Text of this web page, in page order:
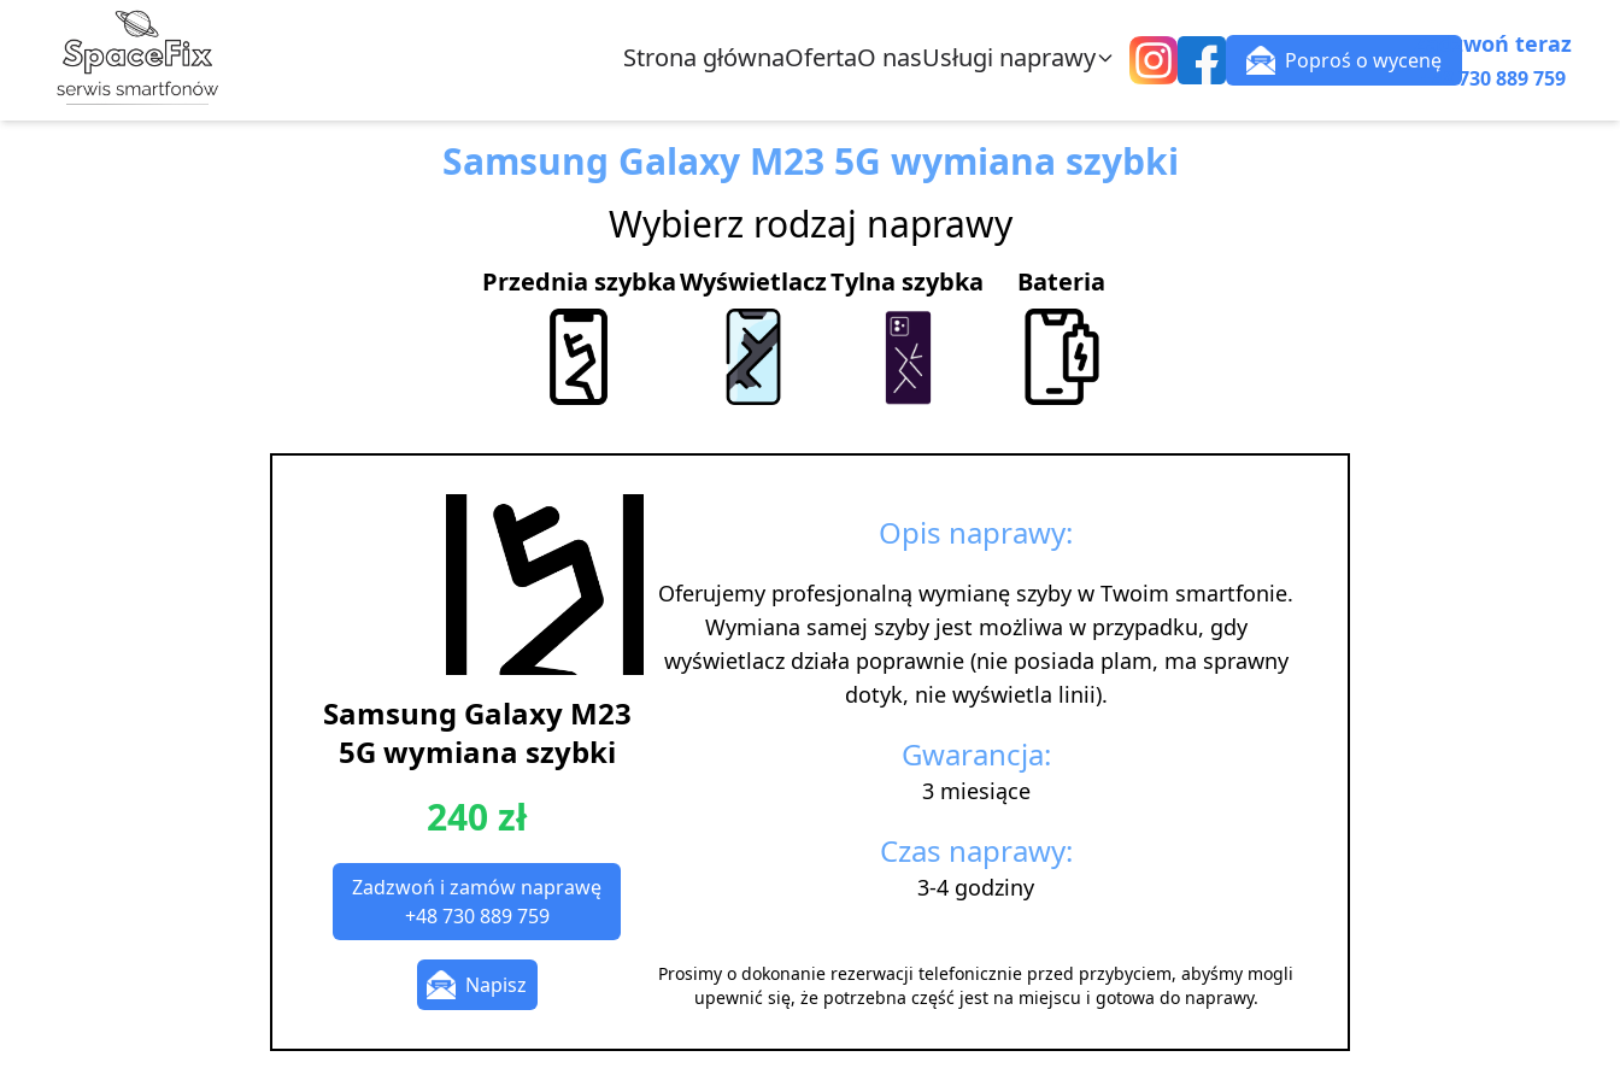
Strona głównaOfertaO nasUsługi naprawy Poproś o wycenę
Zadzwoń teraz
+48 730 889 759
Samsung Galaxy M23 5G wymiana szybki
Wybierz rodzaj naprawy
Przednia szybkaWyświetlaczTylna szybka Bateria
Samsung Galaxy M23
5G wymiana szybki
240 zł
Zadzwoń i zamów naprawę
+48 730 889 759
Napisz
Opis naprawy:
Oferujemy profesjonalną wymianę szyby w Twoim smartfonie.
Wymiana samej szyby jest możliwa w przypadku, gdy
wyświetlacz działa poprawnie (nie posiada plam, ma sprawny
dotyk, nie wyświetla linii).
Gwarancja:
3 miesiące
Czas naprawy:
3-4 godziny
Prosimy o dokonanie rezerwacji telefonicznie przed przybyciem, abyśmy mogli
upewnić się, że potrzebna część jest na miejscu i gotowa do naprawy.